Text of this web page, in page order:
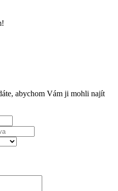
abychom Vám ji mohli najít